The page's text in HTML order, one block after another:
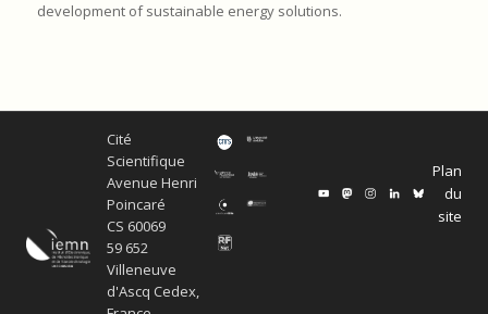
development of sustainable energy solutions.
Cité
Scientifique
Avenue Henri
Poincaré
CS 60069
59 652
Villeneuve
d'Ascq Cedex,
Plan
du
site